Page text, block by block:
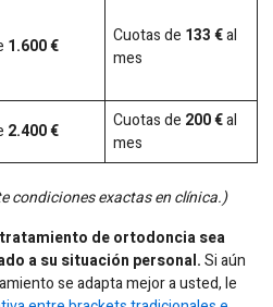
1.600 € Cuotas de 133 €al
mes
2.400 € Cuotas de 200 €al
mes
condiciones exactas en clínica.)
de ortodoncia sea
a su situación personal.Si aún
se adapta mejor a usted, le